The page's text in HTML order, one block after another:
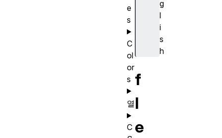
g
l
i
s
h
f
l
e
e
s
C
ol
or
s
열
C